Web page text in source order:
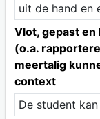
uit de hand en
Vlot, gepast
(o.a.
meertalig
context
De student